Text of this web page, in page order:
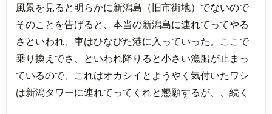
風景を見ると明らかに新潟島（旧市街地）でないので
そのことを告げると、本当の新潟島に連れてってやる
さといわれ、車はひなびた港に入っていった。ここで
乗り換えでさ、といわれ降りると小さい漁船が止まっ
ているので、これはオカシイとようやく気付いたワシ
は新潟タワーに連れてってくれと懇願するが、、続く